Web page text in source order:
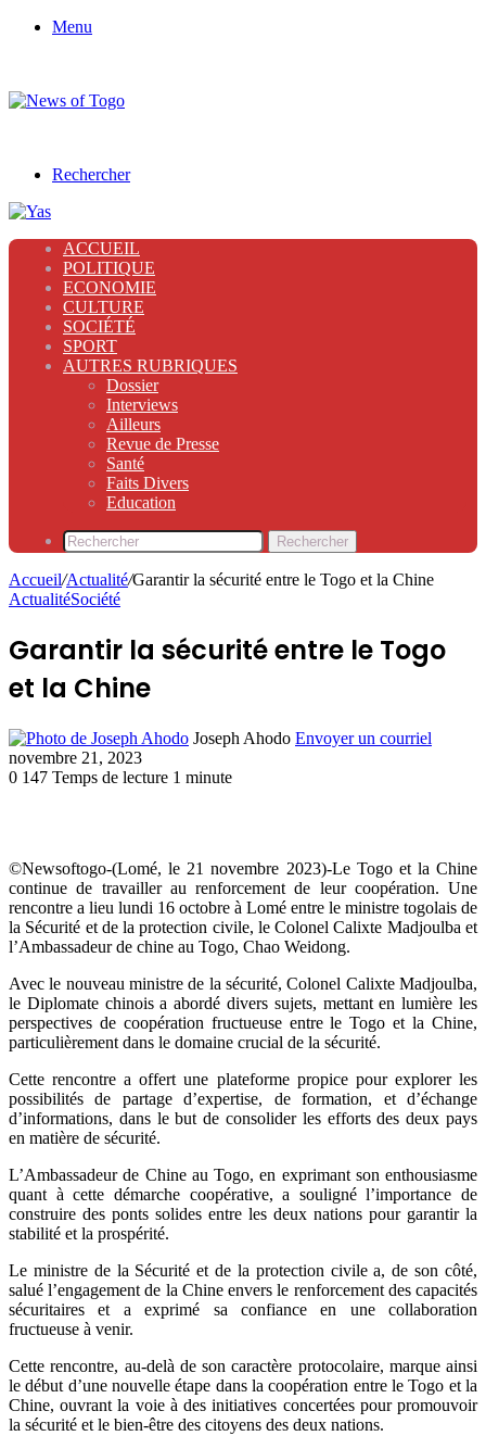
Menu
Rechercher
ACCUEIL
POLITIQUE
ECONOMIE
CULTURE
SOCIÉTÉ
SPORT
AUTRES RUBRIQUES
Dossier
Interviews
Ailleurs
Revue de Presse
Santé
Faits Divers
Education
Rechercher
Accueil/Actualité/Garantir la sécurité entre le Togo et la Chine
ActualitéSociété
Garantir la sécurité entre le Togo
et la Chine
Joseph Ahodo Envoyer un courriel
novembre 21, 2023
0 147 Temps de lecture 1 minute
©Newsoftogo-(Lomé, le 21 novembre 2023)-Le Togo et la Chine
continue de travailler au renforcement de leur coopération. Une
rencontre a lieu lundi 16 octobre à Lomé entre le ministre togolais de
la Sécurité et de la protection civile, le Colonel Calixte Madjoulba et
l’Ambassadeur de chine au Togo, Chao Weidong.
Avec le nouveau ministre de la sécurité, Colonel Calixte Madjoulba,
le Diplomate chinois a abordé divers sujets, mettant en lumière les
perspectives de coopération fructueuse entre le Togo et la Chine,
particulièrement dans le domaine crucial de la sécurité.
Cette rencontre a offert une plateforme propice pour explorer les
possibilités de partage d’expertise, de formation, et d’échange
d’informations, dans le but de consolider les efforts des deux pays
en matière de sécurité.
L’Ambassadeur de Chine au Togo, en exprimant son enthousiasme
quant à cette démarche coopérative, a souligné l’importance de
construire des ponts solides entre les deux nations pour garantir la
stabilité et la prospérité.
Le ministre de la Sécurité et de la protection civile a, de son côté,
salué l’engagement de la Chine envers le renforcement des capacités
sécuritaires et a exprimé sa confiance en une collaboration
fructueuse à venir.
Cette rencontre, au-delà de son caractère protocolaire, marque ainsi
le début d’une nouvelle étape dans la coopération entre le Togo et la
Chine, ouvrant la voie à des initiatives concertées pour promouvoir
la sécurité et le bien-être des citoyens des deux nations.